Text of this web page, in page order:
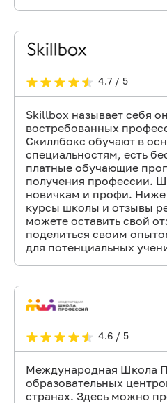
4.7 / 5
Skillbox называет себя
востребованных
Скиллбокс обучают в
специальностям, есть
платные обучающие
получения профессии.
новичкам и профи.
курсы школы и отзывы
можете оставить свой
поделиться своим
для потенциальных
4.6 / 5
Международная Школа
образовательных
странах. Здесь можно